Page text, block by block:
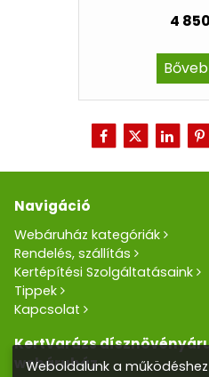
4
Navigáció
Webáruház kategóriák
Rendelés, szállítás
Kertépítési Szolgáltatásaink
Tippek
Kapcsolat
KertVarázs
webáruház
Weboldalunk a